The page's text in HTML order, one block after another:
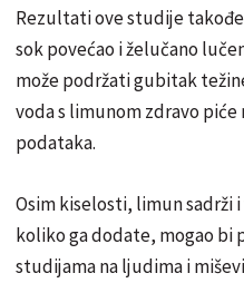
Rezultati ove studije
sok povećao i želučano
može podržati gubitak
voda s limunom zdravo
podataka.
Osim kiselosti, limun sadrži
koliko ga dodate, mogao
studijama na ljudima i